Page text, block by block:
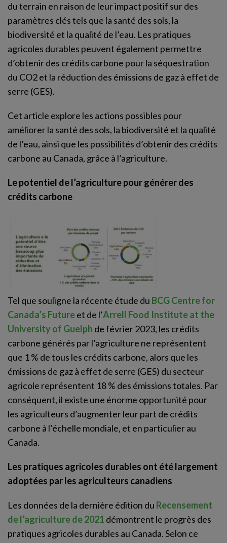
du terrain en raison de leur impact positif sur des
paramètres clés tels que la santé des sols, la
biodiversité et la qualité de l’eau. Les pratiques
agricoles durables peuvent également permettre
d’obtenir des crédits carbone pour la séquestration
du CO2 et la réduction des émissions de gaz à effet de
serre (GES).
Cet article explore les actions possibles pour
améliorer la santé des sols, la biodiversité et la qualité
de l’eau, ainsi que les possibilités d’obtenir des crédits
carbone au Canada, grâce à l’agriculture.
Le potentiel de l’agriculture pour générer des
crédits carbone
Tel que souligne la récente étude du BCG Centre for
Canada’s Futureet de l’Arrell Food Institute at the
University of Guelph de février 2023, les crédits
carbone générés par l’agriculture ne représentent
que 1 % de tous les crédits carbone, alors que les
émissions de gaz à effet de serre (GES) du secteur
agricole représentent 18 % des émissions totales. Par
conséquent, il existe une énorme opportunité pour
les agriculteurs d’augmenter leur part de crédits
carbone à l’échelle mondiale, et en particulier au
Canada.
Les pratiques agricoles durables ont été largement
adoptées par les agriculteurs canadiens
Les données de la dernière édition du Recensement
de l’agriculture de 2021 démontrent le progrès des
pratiques agricoles durables au Canada. Selon ce